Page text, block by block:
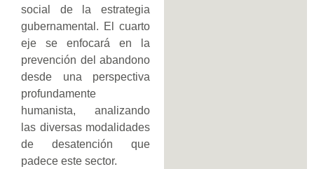
social de la estrategia
gubernamental. El cuarto
eje se enfocará en la
prevención del abandono
desde una perspectiva
profundamente
humanista, analizando
las diversas modalidades
de desatención que
padece este sector.